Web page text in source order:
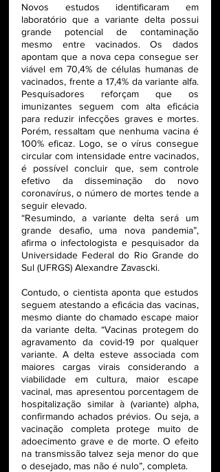
Novos estudos identificaram em
laboratório que a variante delta possui
grande potencial de contaminação
mesmo entre vacinados. Os dados
apontam que a nova cepa consegue ser
viável em 70,4% de células humanas de
vacinados, frente a 17,4% da variante alfa.
Pesquisadores reforçam que os
imunizantes seguem com alta eficácia
para reduzir infecções graves e mortes.
Porém, ressaltam que nenhuma vacina é
100% eficaz. Logo, se o vírus consegue
circular com intensidade entre vacinados,
é possível concluir que, sem controle
efetivo da disseminação do novo
coronavírus, o número de mortes tende a
seguir elevado.
“Resumindo, a variante delta será um
grande desafio, uma nova pandemia”,
afirma o infectologista e pesquisador da
Universidade Federal do Rio Grande do
Sul (UFRGS) Alexandre Zavascki.
Contudo, o cientista aponta que estudos
seguem atestando a eficácia das vacinas,
mesmo diante do chamado escape maior
da variante delta. “Vacinas protegem do
agravamento da covid-19 por qualquer
variante. A delta esteve associada com
maiores cargas virais considerando a
viabilidade em cultura, maior escape
vacinal, mas apresentou porcentagem de
hospitalização similar à (variante) alpha,
confirmando achados prévios. Ou seja, a
vacinação completa protege muito de
adoecimento grave e de morte. O efeito
na transmissão talvez seja menor do que
o desejado, mas não é nulo”, completa.